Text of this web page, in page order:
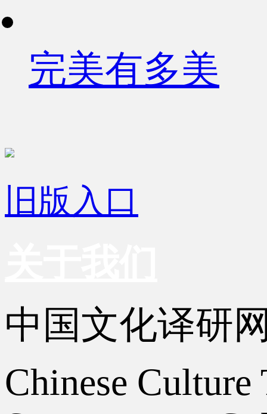
完美有多美
旧版入口
中国文化译研
Chinese